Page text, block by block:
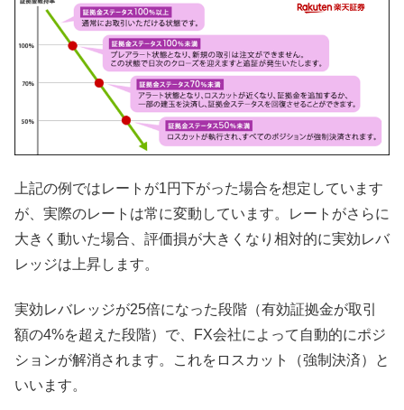
上記の例ではレートが1円下がった場合を想定しています
が、実際のレートは常に変動しています。レートがさらに
大きく動いた場合、評価損が大きくなり相対的に実効レバ
レッジは上昇します。
実効レバレッジが25倍になった段階（有効証拠金が取引
額の4%を超えた段階）で、FX会社によって自動的にポジ
ションが解消されます。これをロスカット（強制決済）と
いいます。